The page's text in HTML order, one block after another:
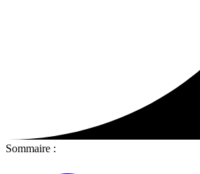
Sommaire :